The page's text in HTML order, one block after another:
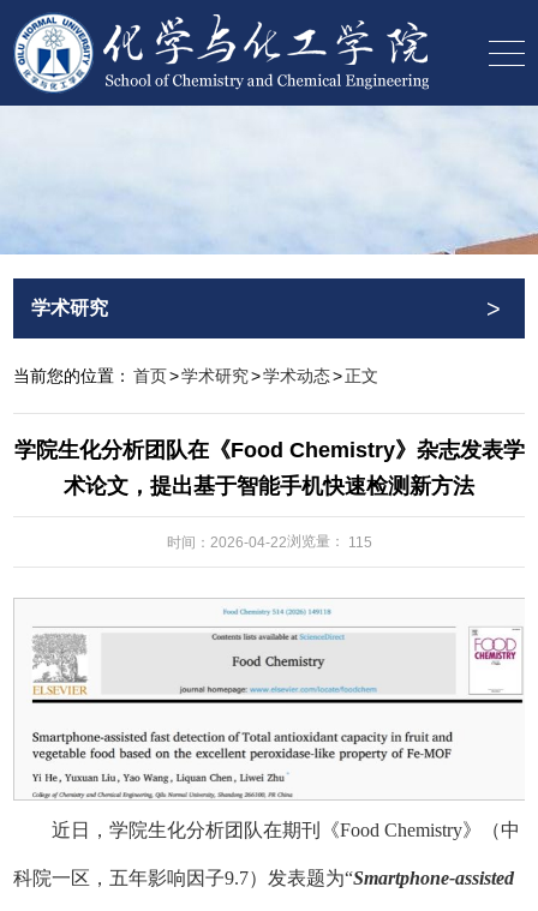
学术研究 >
当前您的位置： 首页>学术研究>学术动态>正文
学院生化分析团队在《Food Chemistry》杂志发表学
术论文，提出基于智能手机快速检测新方法
时间：2026-04-22浏览量： 115
近日，学院生化分析团队在期刊《Food Chemistry》（中
科院一区，五年影响因子9.7）发表题为“Smartphone-assisted